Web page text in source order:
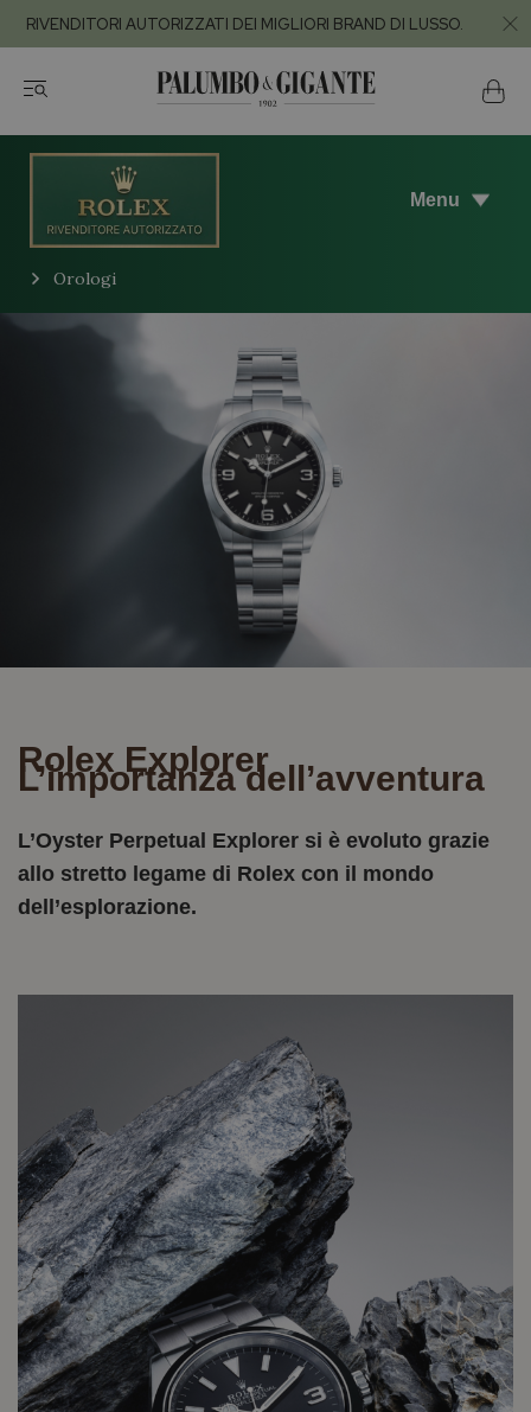
RIVENDITORI AUTORIZZATI DEI MIGLIORI BRAND DI LUSSO.
Menu
Orologi
Rolex Explorer
L’importanza dell’avventura
L’Oyster Perpetual Explorer si è evoluto grazie
allo stretto legame di Rolex con il mondo
dell’esplorazione.